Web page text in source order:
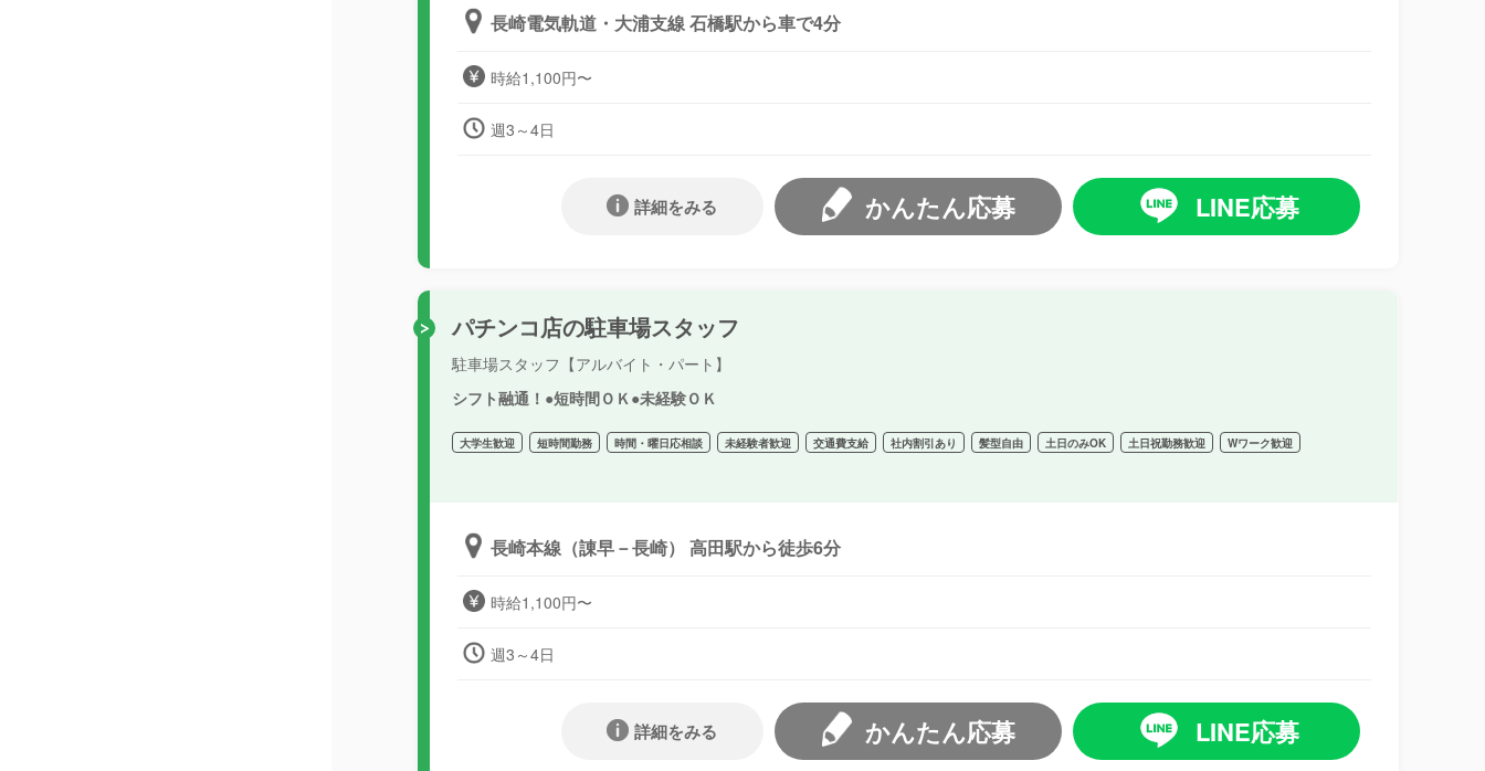
長崎電気軌道・大浦支線 石橋駅から車で4分
時給1,100円〜
週3～4日
LINE応募
かんたん応募
詳細をみる
パチンコ店の駐車場スタッフ
駐車場スタッフ【アルバイト・パート】
シフト融通！●短時間ＯＫ●未経験ＯＫ
大学生歓迎 短時間勤務 時間・曜日応相談 未経験者歓迎 交通費支給 社内割引あり 髪型自由 土日のみOK 土日祝勤務歓迎 Wワーク歓迎
長崎本線（諌早－長崎） 高田駅から徒歩6分
時給1,100円〜
週3～4日
LINE応募
かんたん応募
詳細をみる